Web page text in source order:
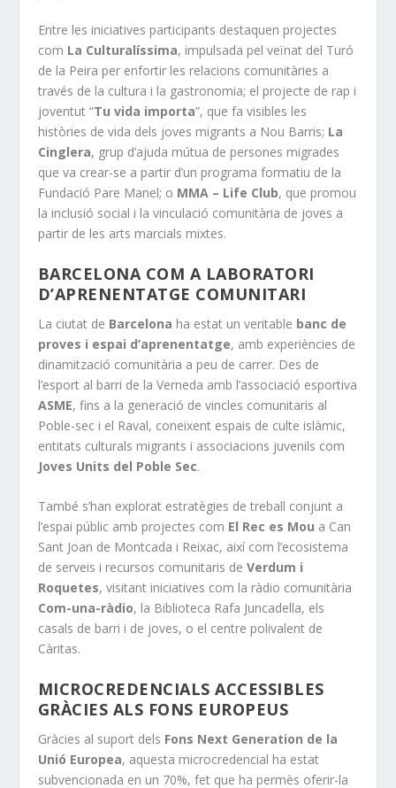
Entre les iniciatives participants destaquen projectes
com La Culturalíssima, impulsada pel veïnat del Turó
de la Peira per enfortir les relacions comunitàries a
través de la cultura i la gastronomia; el projecte de rap i
joventut “Tu vida importa”, que fa visibles les
històries de vida dels joves migrants a Nou Barris; La
Cinglera, grup d’ajuda mútua de persones migrades
que va crear-se a partir d’un programa formatiu de la
Fundació Pare Manel; o MMA – Life Club, que promou
la inclusió social i la vinculació comunitària de joves a
partir de les arts marcials mixtes.
BARCELONA COM A LABORATORI
D’APRENENTATGE COMUNITARI
La ciutat de Barcelona ha estat un veritable banc de
proves i espai d’aprenentatge, amb experiències de
dinamització comunitària a peu de carrer. Des de
l’esport al barri de la Verneda amb l’associació esportiva
ASME, fins a la generació de vincles comunitaris al
Poble-sec i el Raval, coneixent espais de culte islàmic,
entitats culturals migrants i associacions juvenils com
Joves Units del Poble Sec.
També s’han explorat estratègies de treball conjunt a
l’espai públic amb projectes com El Rec es Mou a Can
Sant Joan de Montcada i Reixac, així com l’ecosistema
de serveis i recursos comunitaris de Verdum i
Roquetes, visitant iniciatives com la ràdio comunitària
Com-una-ràdio, la Biblioteca Rafa Juncadella, els
casals de barri i de joves, o el centre polivalent de
Càritas.
MICROCREDENCIALS ACCESSIBLES
GRÀCIES ALS FONS EUROPEUS
Gràcies al suport dels Fons Next Generation de la
Unió Europea, aquesta microcredencial ha estat
subvencionada en un 70%, fet que ha permès oferir-la